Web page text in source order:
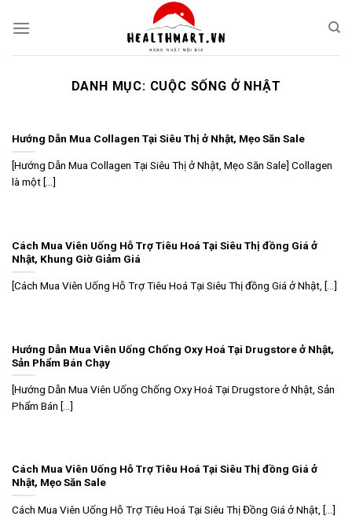
DANH MỤC: CUỘC SỐNG Ở NHẬT
Hướng Dẫn Mua Collagen Tại Siêu Thị ở Nhật, Mẹo Săn Sale
[Hướng Dẫn Mua Collagen Tại Siêu Thị ở Nhật, Mẹo Săn Sale] Collagen
là một [...]
Cách Mua Viên Uống Hỗ Trợ Tiêu Hoá Tại Siêu Thị đồng Giá ở
Nhật, Khung Giờ Giảm Giá
[Cách Mua Viên Uống Hỗ Trợ Tiêu Hoá Tại Siêu Thị đồng Giá ở Nhật, [...]
Hướng Dẫn Mua Viên Uống Chống Oxy Hoá Tại Drugstore ở Nhật,
Sản Phẩm Bán Chạy
[Hướng Dẫn Mua Viên Uống Chống Oxy Hoá Tại Drugstore ở Nhật, Sản
Phẩm Bán [...]
Cách Mua Viên Uống Hỗ Trợ Tiêu Hoá Tại Siêu Thị đồng Giá ở
Nhật, Mẹo Săn Sale
Cách Mua Viên Uống Hỗ Trợ Tiêu Hoá Tại Siêu Thị Đồng Giá ở Nhật, [...]